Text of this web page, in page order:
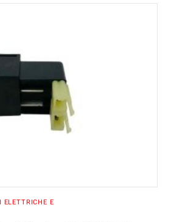
AL CARRELLO
ELETTRICHE E